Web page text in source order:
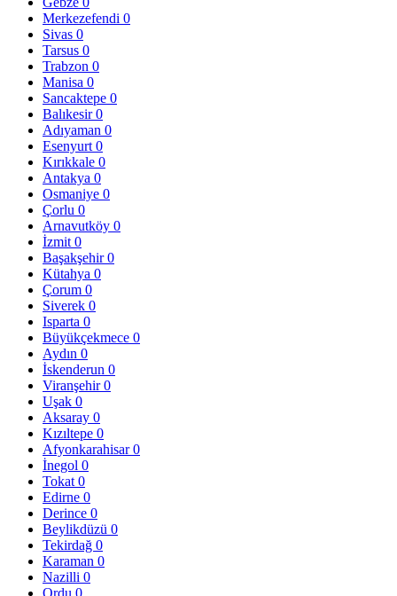
Merkezefendi 0
Sivas 0
Tarsus 0
Trabzon 0
Manisa 0
Sancaktepe 0
Balıkesir0
Adıyaman 0
Esenyurt 0
Kırıkkale 0
Antakya 0
Osmaniye 0
Çorlu 0
Arnavutköy 0
İzmit 0
Başakşehir0
Kütahya 0
Çorum 0
Siverek 0
Isparta 0
Büyükçekmece 0
Aydın 0
İskenderun 0
Viranşehir0
Uşak 0
Aksaray 0
Kızıltepe 0
Afyonkarahisar0
İnegol 0
Tokat 0
Edirne 0
Derince 0
Beylikdüzü 0
Tekirdağ 0
Karaman 0
Nazilli 0
Ordu 0